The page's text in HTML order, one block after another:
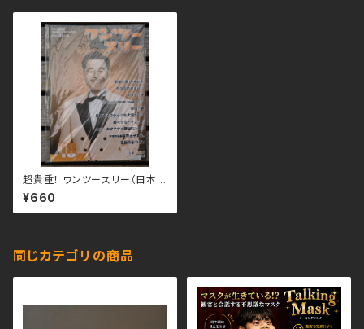
超貴重！ ワンツースリー（日本奇
術協会）18
¥660
同じカテゴリの商品